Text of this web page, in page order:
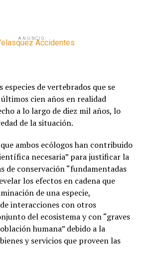
ANUNCIO
de vertebrados que se
cien años en realidad
a lo largo de diez mil años, lo
de la situación.
ambos ecólogos han contribuido
necesaria” para justificar la
de conservación “fundamentadas
los efectos en cadena que
de una especie,
interacciones con otros
del ecosistema y con “graves
humana” debido a la
y servicios que proveen las